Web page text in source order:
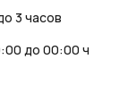
3 часов
до 00:00 ч